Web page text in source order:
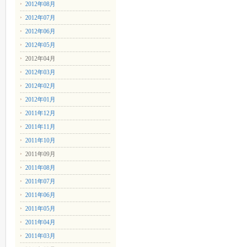
2012年08月
2012年07月
2012年06月
2012年05月
2012年04月
2012年03月
2012年02月
2012年01月
2011年12月
2011年11月
2011年10月
2011年09月
2011年08月
2011年07月
2011年06月
2011年05月
2011年04月
2011年03月